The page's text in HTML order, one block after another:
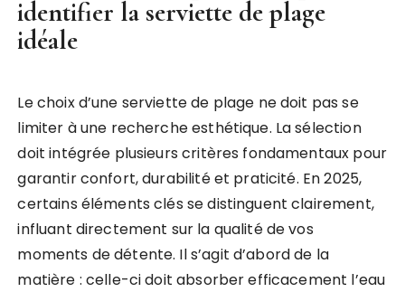
identifier la serviette de plage
idéale
Le choix d’une serviette de plage ne doit pas se
limiter à une recherche esthétique. La sélection
doit intégrée plusieurs critères fondamentaux pour
garantir confort, durabilité et praticité. En 2025,
certains éléments clés se distinguent clairement,
influant directement sur la qualité de vos
moments de détente. Il s’agit d’abord de la
matière : celle-ci doit absorber efficacement l’eau